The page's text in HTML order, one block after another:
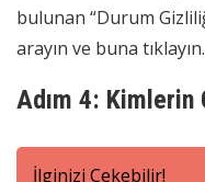
bulunan “Durum
arayın ve buna tıklayın.
Adım 4: Kimlerin
İlginizi Çekebilir!